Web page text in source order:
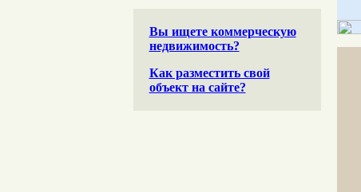
Вы ищете коммерческую
недвижимость?
Как разместить свой
объект на сайте?